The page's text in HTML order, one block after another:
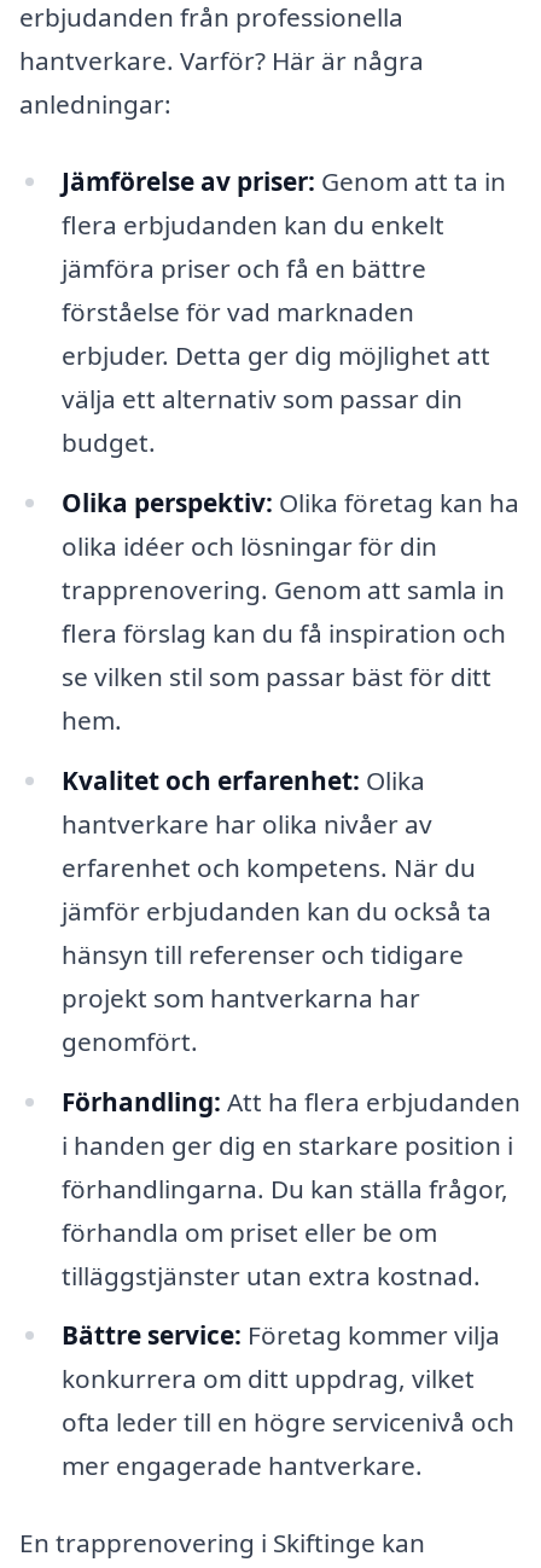
erbjudanden från professionella
hantverkare. Varför? Här är några
anledningar:
Jämförelse av priser: Genom att ta in
flera erbjudanden kan du enkelt
jämföra priser och få en bättre
förståelse för vad marknaden
erbjuder. Detta ger dig möjlighet att
välja ett alternativ som passar din
budget.
Olika perspektiv: Olika företag kan ha
olika idéer och lösningar för din
trapprenovering. Genom att samla in
flera förslag kan du få inspiration och
se vilken stil som passar bäst för ditt
hem.
Kvalitet och erfarenhet: Olika
hantverkare har olika nivåer av
erfarenhet och kompetens. När du
jämför erbjudanden kan du också ta
hänsyn till referenser och tidigare
projekt som hantverkarna har
genomfört.
Förhandling: Att ha flera erbjudanden
i handen ger dig en starkare position i
förhandlingarna. Du kan ställa frågor,
förhandla om priset eller be om
tilläggstjänster utan extra kostnad.
Bättre service: Företag kommer vilja
konkurrera om ditt uppdrag, vilket
ofta leder till en högre servicenivå och
mer engagerade hantverkare.
En trapprenovering i Skiftinge kan